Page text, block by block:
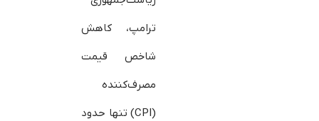
ترامپ، کاهش
شاخص قیمت
مصرف‌کننده
(CPI) تنها حدود